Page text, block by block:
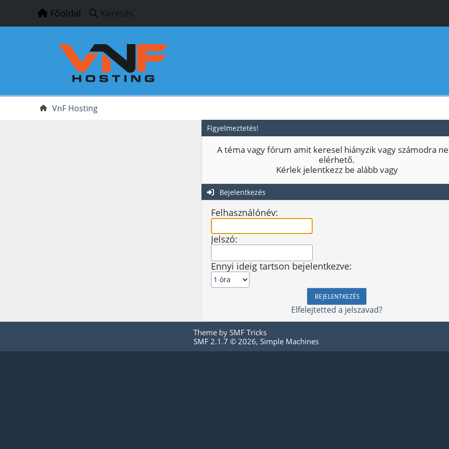
Főoldal Keresés
VnF Hosting
Figyelmeztetés!
A téma vagy fórum amit keresel hiányzik vagy számodra
elérhető.
Kérlek jelentkezz be alább vagy
Bejelentkezés
Felhasználónév:
Jelszó:
Ennyi ideig tartson bejelentkezve:
Elfelejtetted a jelszavad?
Theme by SMF Tricks
SMF 2.1.7 © 2026, Simple Machines